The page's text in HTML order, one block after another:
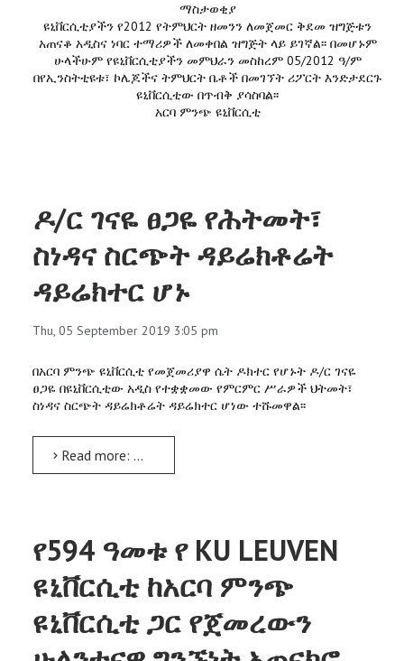
ማስታወቂያ
ዩኒቨርሲቲያችን የ2012 የትምህርት ዘመንን ለመጀመር ቅደመ ዝግጅቱን
አጠናቆ አዲስና ነባር ተማሪዎች ለመቀበል ዝግጅት ላይ ይገኛል፡፡ በመሆኑም
ሁላችሁም የዩኒቨርሲቲያችን መምህራን መስከረም 05/2012 ዓ/ም
በየኢንስትቲዩቱ፣ ኮሌጆችና ትምህርት ቤቶች በመገኘት ሪፖርት እንድታደርጉ
ዩኒቨርሲቲው በጥብቅ ያሳስባል፡፡
አርባ ምንጭ ዩኒቨርሲቲ
ዶ/ር ገናዬ ፀጋዬ የሕትመት፣
ስነዳና ስርጭት ዳይሬክቶሬት
ዳይሬክተር ሆኑ
Thu, 05 September 2019 3:05 pm
በአርባ ምንጭ ዩኒቨርሲቲ የመጀመሪያዋ ሴት ዶክተር የሆኑት ዶ/ር ገናዬ
ፀጋዬ በዩኒቨርሲቲው አዲስ የተቋቋመው የምርምር ሥራዎች ህትመት፣
ስነዳና ስርጭት ዳይሬክቶሬት ዳይሬክተር ሆነው ተሹመዋል፡፡
Read more: ዶ/ር ገናዬ ፀጋዬ የሕትመት፣ ስነዳና ስርጭት ዳይሬክቶሬት ዳይሬክተር ሆኑ
የ594 ዓመቱ የ KU LEUVEN
ዩኒቨርሲቲ ከአርባ ምንጭ
ዩኒቨርሲቲ ጋር የጀመረውን